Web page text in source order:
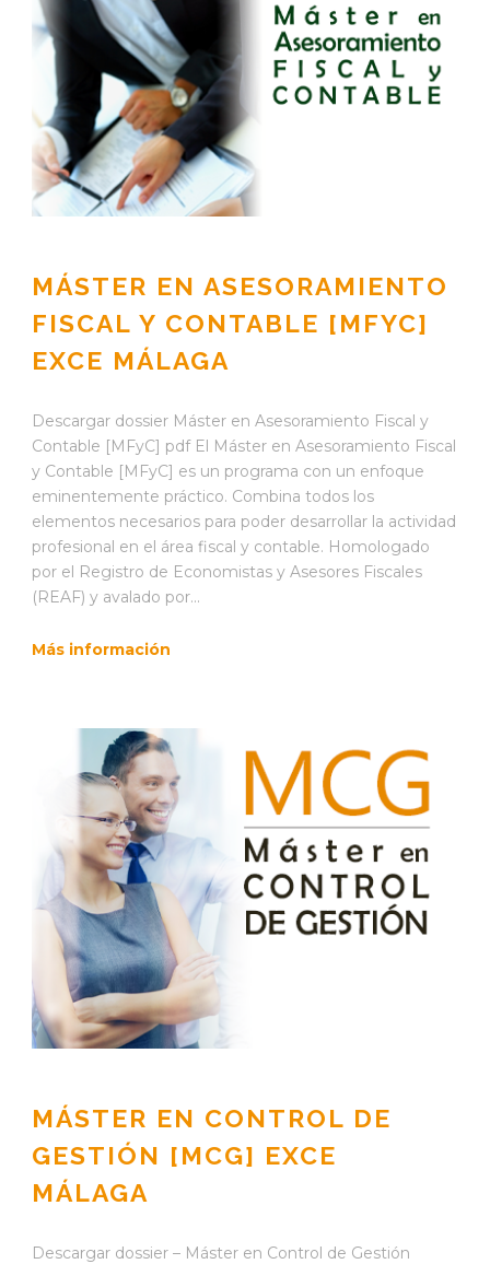
MÁSTER EN ASESORAMIENTO
FISCAL Y CONTABLE [MFYC]
EXCE MÁLAGA
Descargar dossier Máster en Asesoramiento Fiscal y
Contable [MFyC] pdf El Máster en Asesoramiento Fiscal
y Contable [MFyC] es un programa con un enfoque
eminentemente práctico. Combina todos los
elementos necesarios para poder desarrollar la actividad
profesional en el área fiscal y contable. Homologado
por el Registro de Economistas y Asesores Fiscales
(REAF) y avalado por...
Más información
MÁSTER EN CONTROL DE
GESTIÓN [MCG] EXCE
MÁLAGA
Descargar dossier – Máster en Control de Gestión